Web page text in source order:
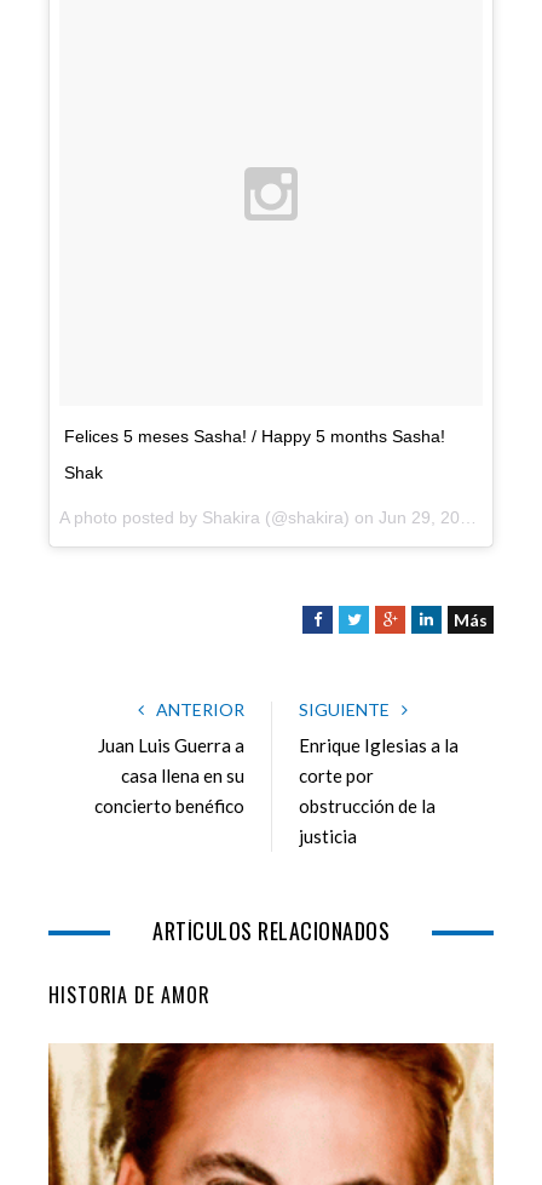
Felices 5 meses Sasha! / Happy 5 months Sasha!
Shak
A photo posted by Shakira (@shakira) on Jun 29, 2015 at 10:36am PDT
F
e
o
o
k
T
t
e
r
G
g
e
L
d
n
Más
ANTERIOR
Juan Luis Guerra a
casa llena en su
concierto benéfico
SIGUIENTE
Enrique Iglesias a la
corte por
obstrucción de la
justicia
ARTÍCULOS RELACIONADOS
HISTORIA DE AMOR